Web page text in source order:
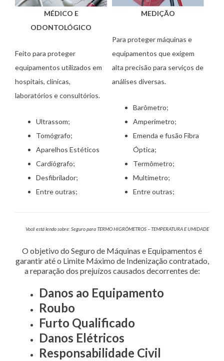
MÉDICO E
ODONTOLÓGICO
Feito para proteger
equipamentos utilizados em
hospitais, clínicas,
laboratórios e consultórios.
Ultrassom;
Tomógrafo;
Aparelhos Estéticos
Cardiógrafo;
Desfibrilador;
Entre outras;
MEDIÇÃO
Para proteger máquinas e
equipamentos que exigem
alta precisão para serviços de
análises diversas.
Barômetro;
Amperímetro;
Emenda e fusão Fibra
Óptica;
Termômetro;
Multímetro;
Entre outras;
Você está lendo sobre: Seguro para TERMO HIGRÔMETROS – TEMPERATURA E UMIDADE
O objetivo do Seguro de Máquinas e Equipamentos é
garantir até o Limite Máximo de Indenização contratado,
a reparação dos prejuízos causados decorrentes de:
Danos ao Equipamento
Roubo
Furto Qualificado
Danos Elétricos
Responsabilidade Civil